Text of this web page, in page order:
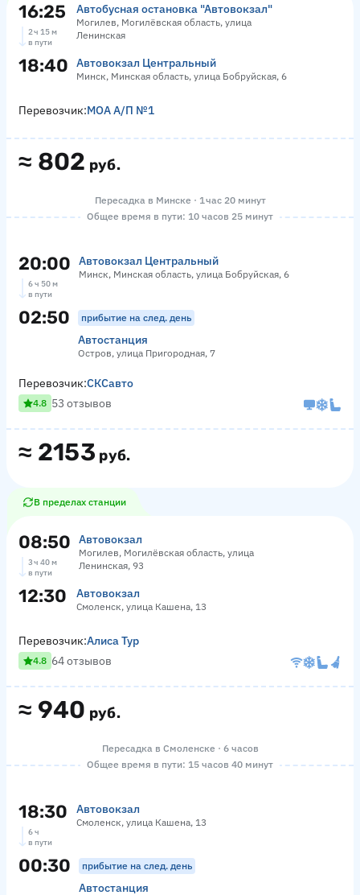
16:25 Автобусная остановка "Автовокзал"
Могилев, Могилёвская область, улица
Ленинская
2 ч 15 м
в пути
18:40 Автовокзал Центральный
Минск, Минская область, улица Бобруйская, 6
≈ 802 руб.
Перевозчик:МОА А/П №1
Пересадка в Минске · 1 час 20 минут
Общее время в пути: 10 часов 25 минут
20:00 Автовокзал Центральный
Минск, Минская область, улица Бобруйская, 6
6 ч 50 м
в пути
02:50 прибытие на след. день
Автостанция
Остров, улица Пригородная, 7
≈ 2153 руб.
Перевозчик:СКСавто
4.8 53 отзывов
В пределах станции
08:50 Автовокзал
Могилев, Могилёвская область, улица
Ленинская, 93
3 ч 40 м
в пути
12:30 Автовокзал
Смоленск, улица Кашена, 13
≈ 940 руб.
Перевозчик:Алиса Тур
4.8 64 отзывов
Пересадка в Смоленске · 6 часов
Общее время в пути: 15 часов 40 минут
18:30 Автовокзал
Смоленск, улица Кашена, 13
6 ч
в пути
00:30 прибытие на след. день
Автостанция